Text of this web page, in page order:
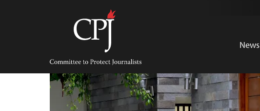
Committee
Protect
Journalists
News